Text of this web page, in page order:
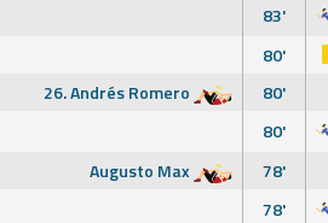
83'
80'
26. Andrés Romero
80'
80'
Augusto Max
78'
78'